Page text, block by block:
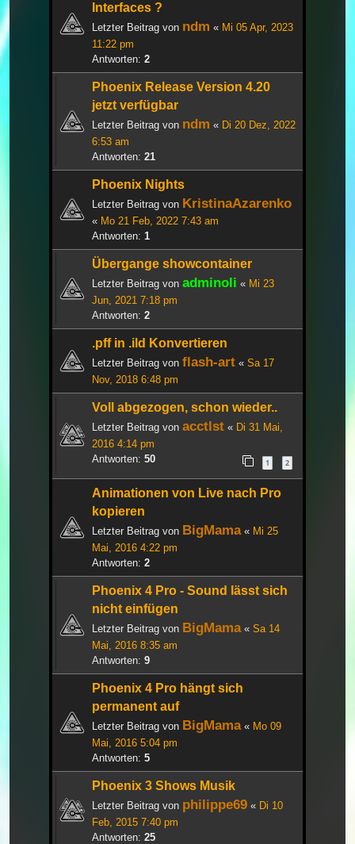
Interfaces ?
Letzter Beitrag von ndm « Mi 05 Apr, 2023
11:22 pm
Antworten: 2
Phoenix Release Version 4.20
jetzt verfügbar
Letzter Beitrag von ndm « Di 20 Dez, 2022
6:53 am
Antworten: 21
Phoenix Nights
Letzter Beitrag von KristinaAzarenko
« Mo 21 Feb, 2022 7:43 am
Antworten: 1
Übergange showcontainer
Letzter Beitrag von adminoli « Mi 23
Jun, 2021 7:18 pm
Antworten: 2
.pff in .ild Konvertieren
Letzter Beitrag von flash-art « Sa 17
Nov, 2018 6:48 pm
Voll abgezogen, schon wieder..
Letzter Beitrag von acctlst « Di 31 Mai,
2016 4:14 pm
Antworten: 50 1 2
Animationen von Live nach Pro
kopieren
Letzter Beitrag von BigMama« Mi 25
Mai, 2016 4:22 pm
Antworten: 2
Phoenix 4 Pro - Sound lässt sich
nicht einfügen
Letzter Beitrag von BigMama« Sa 14
Mai, 2016 8:35 am
Antworten: 9
Phoenix 4 Pro hängt sich
permanent auf
Letzter Beitrag von BigMama« Mo 09
Mai, 2016 5:04 pm
Antworten: 5
Phoenix 3 Shows Musik
Letzter Beitrag von philippe69 « Di 10
Feb, 2015 7:40 pm
Antworten: 25